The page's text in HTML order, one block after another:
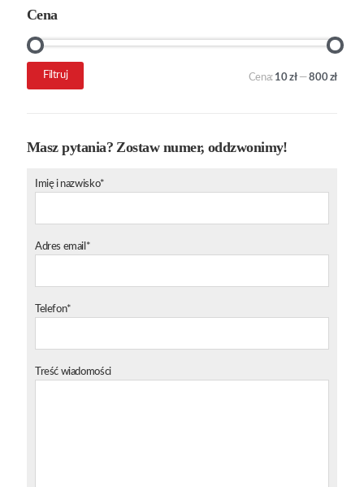
Cena
Cena
Cena
Filtruj Cena: 10 zł—800 zł
Masz pytania? Zostaw numer, oddzwonimy!
Imię i nazwisko*
Adres email*
Telefon*
Treść wiadomości